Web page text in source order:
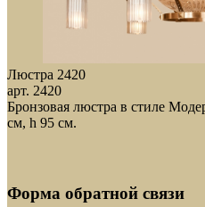
Люстра 2420
арт. 2420
Бронзовая люстра в стиле
см, h 95 см.
Форма обратной связи